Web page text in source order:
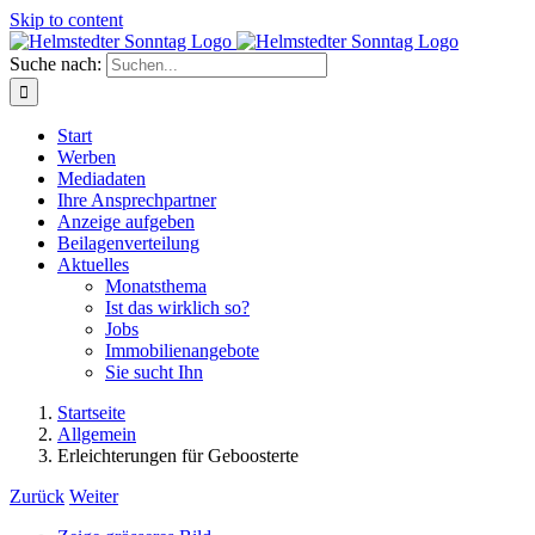
Skip to content
Suche nach:
Start
Werben
Mediadaten
Ihre Ansprechpartner
Anzeige aufgeben
Beilagenverteilung
Aktuelles
Monatsthema
Ist das wirklich so?
Jobs
Immobilienangebote
Sie sucht Ihn
Startseite
Allgemein
Erleichterungen für Geboosterte
Zurück Weiter